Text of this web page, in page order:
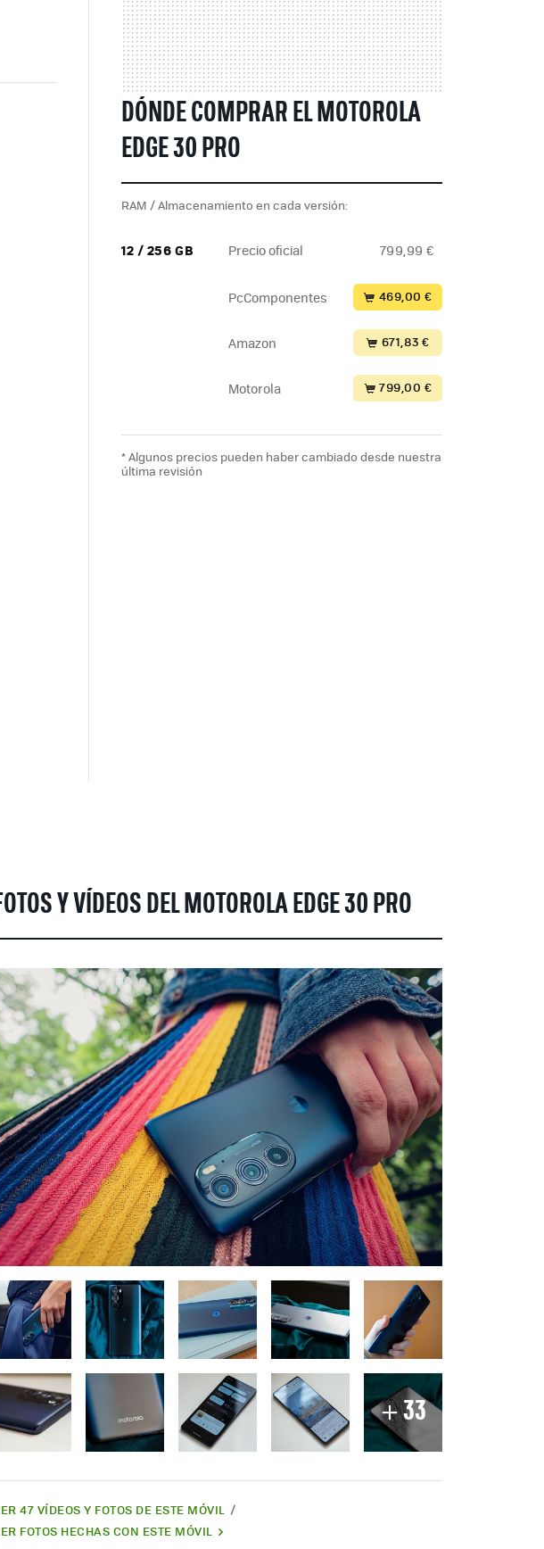
DÓNDE COMPRAR EL MOTOROLA
EDGE 30 PRO
RAM / Almacenamiento en cada versión:
12 / 256 GB Precio oficial 799,99 €
PcComponentes 469,00 €
Amazon 671,83 €
Motorola 799,00 €
* Algunos precios pueden haber cambiado desde nuestra
última revisión
Y VÍDEOS DEL MOTOROLA EDGE 30 PRO
33
47 VÍDEOS Y FOTOS DE ESTE MÓVIL
FOTOS HECHAS CON ESTE MÓVIL